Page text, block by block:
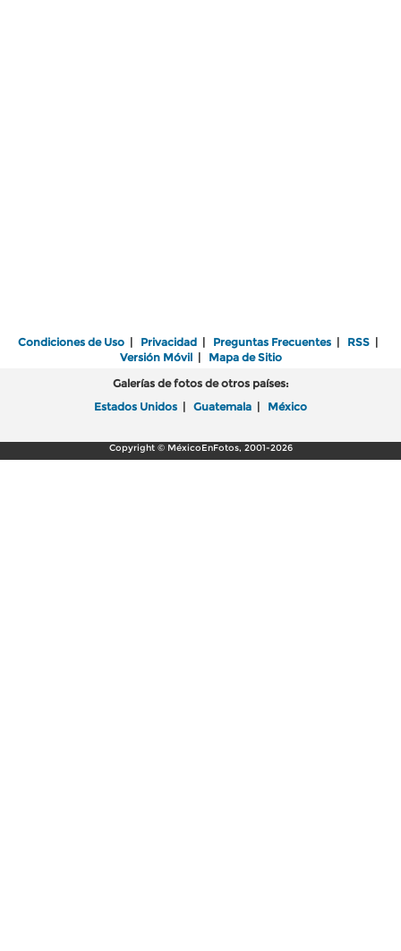
Condiciones de Uso | Privacidad | Preguntas Frecuentes | RSS |
Versión Móvil| Mapa de Sitio
Galerías de fotos de otros países:
Estados Unidos | Guatemala | México
Copyright © MéxicoEnFotos, 2001-2026